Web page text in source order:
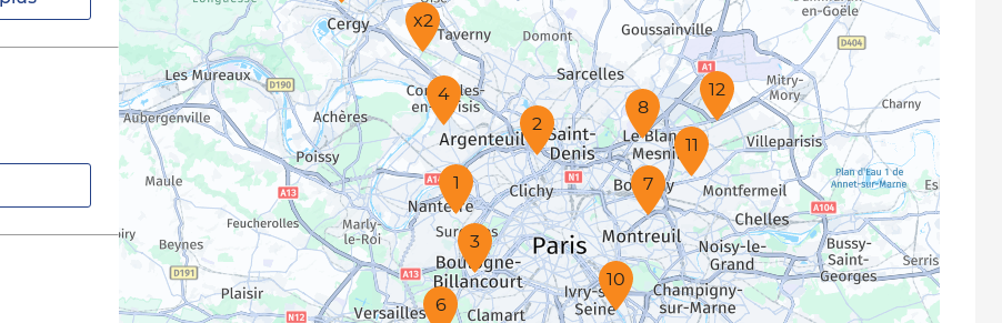
12
10
11
8
7
6
2
4
x2
3
1